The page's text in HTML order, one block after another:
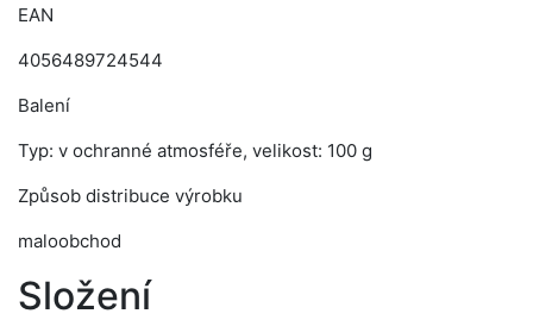
EAN
4056489724544
Balení
Typ: v ochranné atmosféře, velikost: 100 g
Způsob distribuce výrobku
maloobchod
Složení